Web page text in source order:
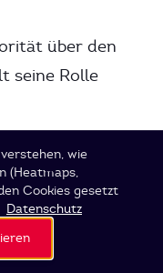
über den
seine Rolle
Teil unserer
wie
(Heatmaps,
Cookies gesetzt
Datenschutz